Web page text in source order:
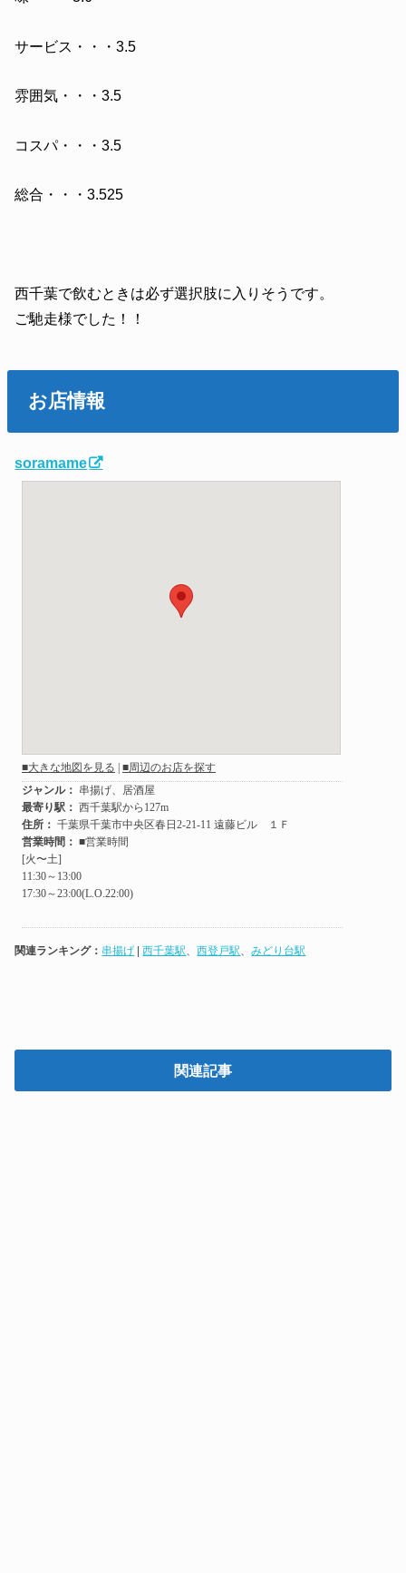
サービス・・・3.5
雰囲気・・・3.5
コスパ・・・3.5
総合・・・3.525
西千葉で飲むときは必ず選択肢に入りそうです。
ご馳走様でした！！
お店情報
soramame
関連ランキング： 串揚げ |西千葉駅 、西登戸駅 、みどり台駅
関連記事